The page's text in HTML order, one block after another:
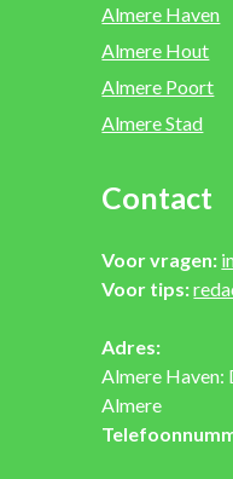
Almere Haven
Almere Hout
Almere Poort
Almere Stad
Contact
Voor vragen:
Voor tips:
Adres:
Almere Haven:
Almere